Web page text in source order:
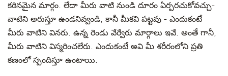
కఠినమైన మార్గం. లేదా మీరు వాటి నుండి దూరం ఏర్పరచుకోవచ్చు-
వాటిని అరుస్తూ ఉండనివ్వండి, కానీ మీకవి పట్టవు - ఎందుకంటే
మీరు వాటిని వినరు. ఉన్న రెండు వేర్వేరు మార్గాలు ఇవే. అంతే గానీ,
మీరు వాటిని విస్మరించలేరు. ఎందుకంటే అవి మీ శరీరంలోని ప్రతి
కణంలో స్పందిస్తూ ఉంటాయి.